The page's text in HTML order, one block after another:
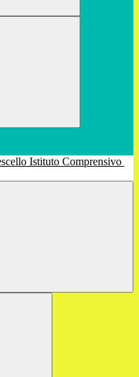
Istituto Comprensivo